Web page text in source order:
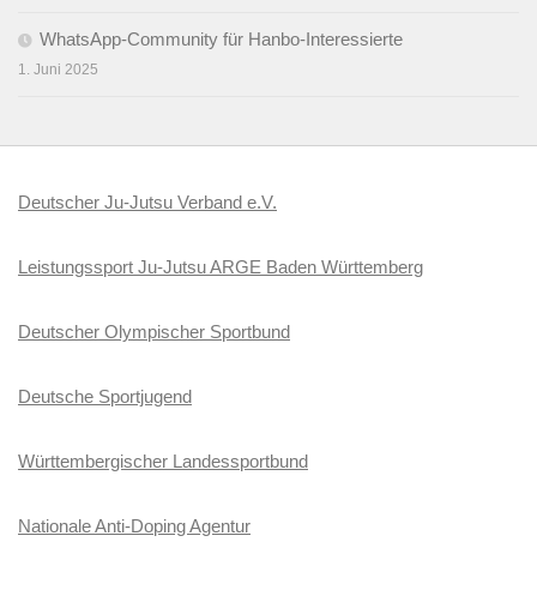
WhatsApp-Community für Hanbo-Interessierte
1. Juni 2025
Deutscher Ju-Jutsu Verband e.V.
Leistungssport Ju-Jutsu ARGE Baden Württemberg
Deutscher Olympischer Sportbund
Deutsche Sportjugend
Württembergischer Landessportbund
Nationale Anti-Doping Agentur